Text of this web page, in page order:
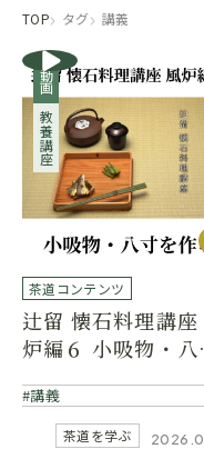
TOP タグ 講義
動画
教養講座
茶道コンテンツ
辻留 懐石料理講座
炉編６ 小吸物・八
講義
茶道を学ぶ